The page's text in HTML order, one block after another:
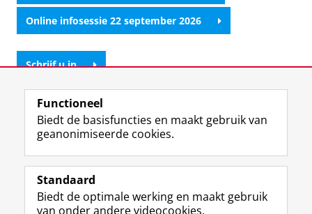
Online infosessie 22 september 2026
Schrijf u in
Neem contact op
Uw Business Partner: Executive onderwijs (UBGS)
Functioneel
Biedt de basisfuncties en maakt gebruik van
geanonimiseerde cookies.
Standaard
Biedt de optimale werking en maakt gebruik
van onder andere videocookies.